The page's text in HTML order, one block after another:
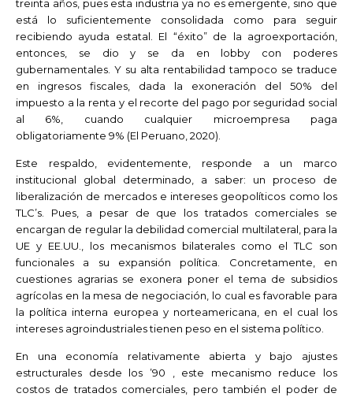
treinta años, pues esta industria ya no es emergente, sino que
está lo suficientemente consolidada como para seguir
recibiendo ayuda estatal. El “éxito” de la agroexportación,
entonces, se dio y se da en lobby con poderes
gubernamentales. Y su alta rentabilidad tampoco se traduce
en ingresos fiscales, dada la exoneración del 50% del
impuesto a la renta y el recorte del pago por seguridad social
al 6%, cuando cualquier microempresa paga
obligatoriamente 9% (El Peruano, 2020).
Este respaldo, evidentemente, responde a un marco
institucional global determinado, a saber: un proceso de
liberalización de mercados e intereses geopolíticos como los
TLC’s. Pues, a pesar de que los tratados comerciales se
encargan de regular la debilidad comercial multilateral, para la
UE y EE.UU., los mecanismos bilaterales como el TLC son
funcionales a su expansión política. Concretamente, en
cuestiones agrarias se exonera poner el tema de subsidios
agrícolas en la mesa de negociación, lo cual es favorable para
la política interna europea y norteamericana, en el cual los
intereses agroindustriales tienen peso en el sistema político.
En una economía relativamente abierta y bajo ajustes
estructurales desde los ’90 , este mecanismo reduce los
costos de tratados comerciales, pero también el poder de